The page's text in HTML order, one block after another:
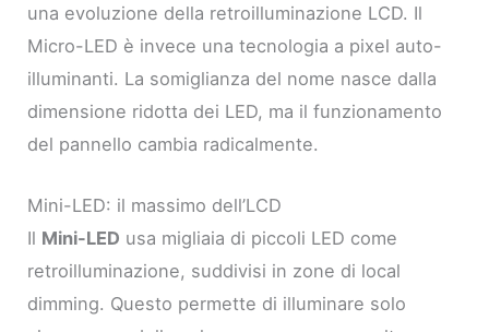
una evoluzione della retroilluminazione LCD. Il
Micro-LED è invece una tecnologia a pixel auto-
illuminanti. La somiglianza del nome nasce dalla
dimensione ridotta dei LED, ma il funzionamento
del pannello cambia radicalmente.
Mini-LED: il massimo dell’LCD
Il Mini-LED usa migliaia di piccoli LED come
retroilluminazione, suddivisi in zone di local
dimming. Questo permette di illuminare solo